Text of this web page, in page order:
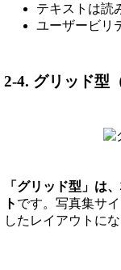
テキストは読
ユーザービリ
2-4. グリッド型
「グリッド型」は
ト です。写真集サ
したレイアウトにな